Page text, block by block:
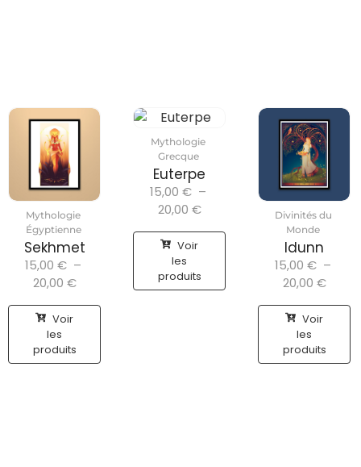
Mythologie
Égyptienne
Sekhmet
15,00 € –
20,00 €
Voir
les
produits
Mythologie
Grecque
Euterpe
15,00 € –
20,00 €
Voir
les
produits
Divinités du
Monde
Idunn
15,00 € –
20,00 €
Voir
les
produits